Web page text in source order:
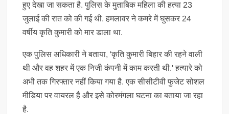
हुए देखा जा सकता है. पुलिस के मुताबिक महिला की हत्या 23
जुलाई की रात को की गई थी. हमलावर ने कमरे में घुसकर 24
वर्षीय कृति कुमारी को मार डाला था.
एक पुलिस अधिकारी ने बताया, 'कृति कुमारी बिहार की रहने वाली
थी और वह शहर में एक निजी कंपनी में काम करती थी.' हत्यारे को
अभी तक गिरफ्तार नहीं किया गया है. एक सीसीटीवी फुजेट सोशल
मीडिया पर वायरल है और इसे कोरमंगला घटना का बताया जा रहा
है.